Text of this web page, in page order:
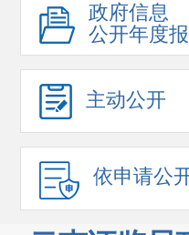
政府信息
公开年度
主动公开
依申请公